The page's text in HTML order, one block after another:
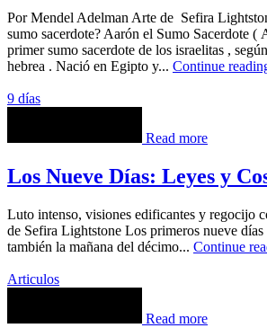
Por Mendel Adelman Arte de Sefira
sumo sacerdote? Aarón el Sumo Sacerdote (
primer sumo sacerdote de los israelitas ,
hebrea . Nació en Egipto y... Continue
9 días
Read more
Los Nueve Días: Leyes y
Luto intenso, visiones edificantes y regocijo
de Sefira Lightstone Los primeros nueve
también la mañana del décimo... Continue
Articulos
Read more